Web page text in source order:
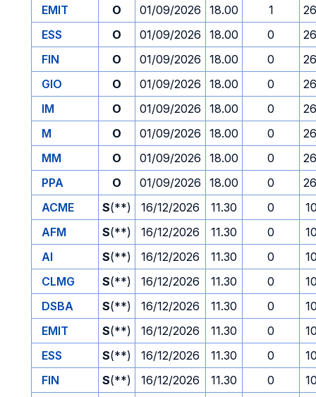
EMIT
O 01/09/2026 18.00 1
ESS
O 01/09/2026 18.00 0
FIN
O 01/09/2026 18.00 0
GIO
O 01/09/2026 18.00 0
IM
O 01/09/2026 18.00 0
M
O 01/09/2026 18.00 0
MM
O 01/09/2026 18.00 0
PPA
O 01/09/2026 18.00 0
ACME
S(**) 16/12/2026 11.30 0
AFM
S(**) 16/12/2026 11.30 0
AI
S(**) 16/12/2026 11.30 0
CLMG
S(**) 16/12/2026 11.30 0
DSBA
S(**) 16/12/2026 11.30 0
EMIT
S(**) 16/12/2026 11.30 0
ESS
S(**) 16/12/2026 11.30 0
FIN
S(**) 16/12/2026 11.30 0